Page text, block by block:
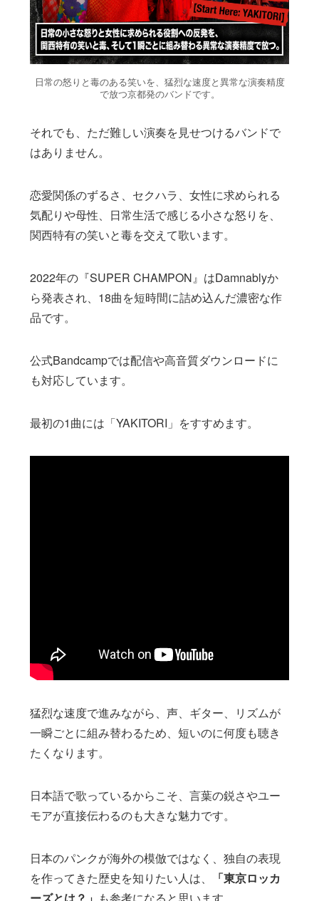
日常の怒りと毒のある笑いを、猛烈な速度と異常な演奏精度
で放つ京都発のバンドです。
それでも、ただ難しい演奏を見せつけるバンドで
はありません。
恋愛関係のずるさ、セクハラ、女性に求められる
気配りや母性、日常生活で感じる小さな怒りを、
関西特有の笑いと毒を交えて歌います。
2022年の『SUPER CHAMPON』はDamnablyか
ら発表され、18曲を短時間に詰め込んだ濃密な作
品です。
公式Bandcampでは配信や高音質ダウンロードに
も対応しています。
最初の1曲には「YAKITORI」をすすめます。
猛烈な速度で進みながら、声、ギター、リズムが
一瞬ごとに組み替わるため、短いのに何度も聴き
たくなります。
日本語で歌っているからこそ、言葉の鋭さやユー
モアが直接伝わるのも大きな魅力です。
日本のパンクが海外の模倣ではなく、独自の表現
を作ってきた歴史を知りたい人は、
「東京ロッカ